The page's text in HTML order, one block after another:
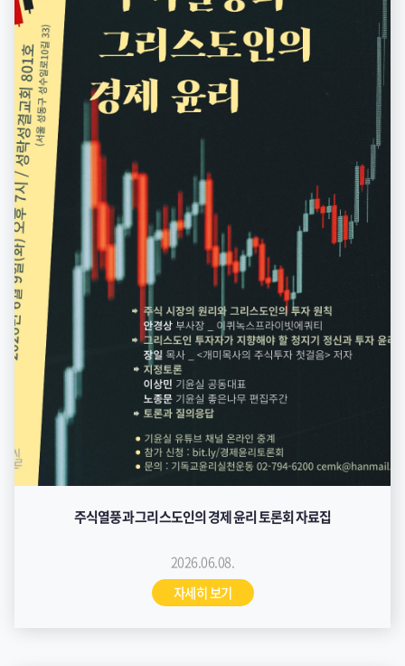
주식열풍과 그리스도인의 경제 윤리 토론회 자료집
2026.06.08.
자세히 보기